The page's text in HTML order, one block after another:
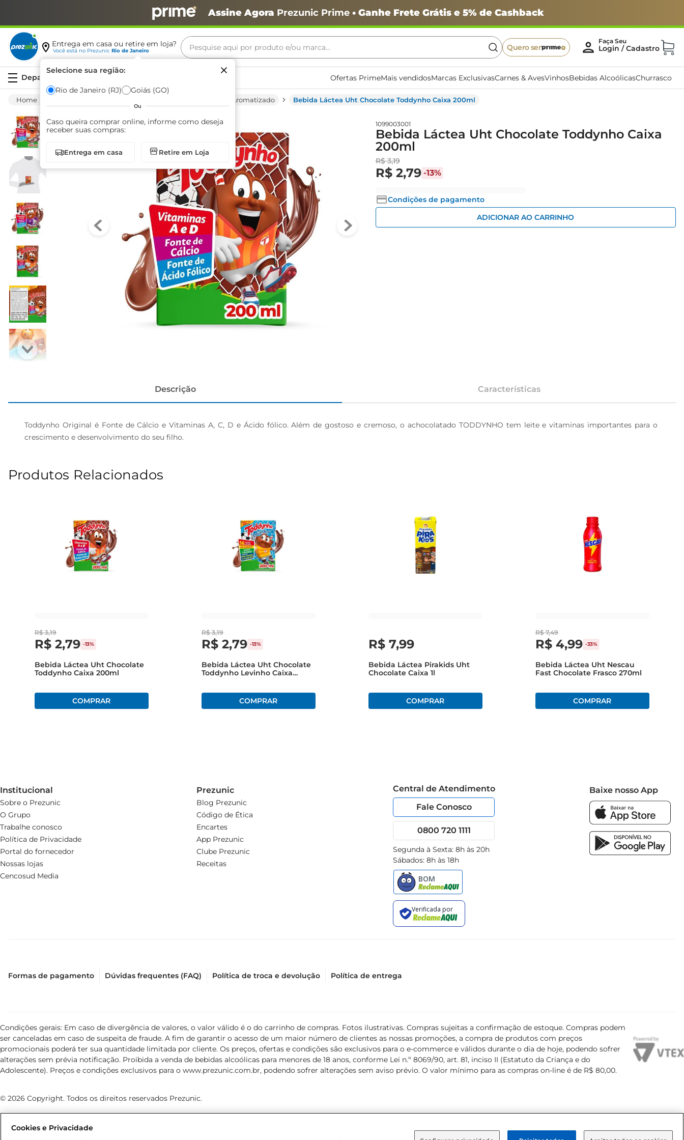
Assine Agora Prezunic Prime• Ganhe Frete Grátis e 5% de Cashback
Entrega em casa ou retire em loja?
Você está no Prezunic Rio de Janeiro
Selecione sua região:
Rio de Janeiro (RJ) Goiás (GO)
Ou
Caso queira comprar online, informe como deseja
receber suas compras:
Entrega em casa Retire em Loja
Pesquise aqui por produto e/ou marca...
Quero ser
Ofertas PrimeMais vendidosMarcas ExclusivasCarnes & AvesVinhosBebidas AlcoólicasChurrasco
Leite Aromatizado Bebida Láctea Uht Chocolate Toddynho Caixa 200ml
1099003001
Bebida Láctea Uht Chocolate Toddynho Caixa
200ml
R$ 3,19
R$ 2,79 -13%
Condições de pagamento
ADICIONAR AO CARRINHO
Descrição Características
Toddynho Original é Fonte de Cálcio e Vitaminas A, C, D e Ácido fólico. Além de gostoso e cremoso, o achocolatado TODDYNHO tem leite e vitaminas importantes para o
crescimento e desenvolvimento do seu filho.
Produtos Relacionados
R$ 3,19
R$ 2,79 -13%
Bebida Láctea Uht Chocolate
Toddynho Caixa 200ml
R$ 3,19
R$ 2,79 -13%
Bebida Láctea Uht Chocolate
Toddynho Levinho Caixa
R$ 7,99
Bebida Láctea Pirakids Uht
Chocolate Caixa 1l
R$ 7,49
R$ 4,99 -33%
Bebida Láctea Uht Nescau
Fast Chocolate Frasco 270ml
Institucional
Sobre o Prezunic
O Grupo
Trabalhe conosco
Política de Privacidade
Portal do fornecedor
Nossas lojas
Cencosud Media
Prezunic
Blog Prezunic
Código de Ética
Encartes
App Prezunic
Clube Prezunic
Receitas
Central de Atendimento
Fale Conosco
0800 720 1111
Segunda à Sexta: 8h às 20h
Sábados: 8h às 18h
Baixe nosso App
Formas de pagamento Dúvidas frequentes (FAQ) Política de troca e devolução Política de entrega
Condições gerais: Em caso de divergência de valores, o valor válido é o do carrinho de compras. Fotos ilustrativas. Compras sujeitas a confirmação de estoque. Compras podem
ser canceladas em caso de suspeita de fraude. A fim de garantir o acesso de um maior número de clientes as nossas promoções, a compra de produtos com preços
promocionais poderá ter sua quantidade limitada por cliente. Os preços, ofertas e condições são exclusivos para o e-commerce e válidos durante o dia de hoje, podendo sofrer
alterações sem prévia notificação. Proibida a venda de bebidas alcoólicas para menores de 18 anos, conforme Lei n.º 8069/90, art. 81, inciso II (Estatuto da Criança e do
Adolescente). Preços e condições exclusivos para o www.prezunic.com.br, podendo sofrer alterações sem aviso prévio. O valor mínimo para as compras on-line é de R$ 80,00.
© 2026 Copyright. Todos os direitos reservados Prezunic.
Cookies e Privacidade
Termos mais buscados
café
biscoito
azeite
arroz
iogurte
papel higiênico
cerveja